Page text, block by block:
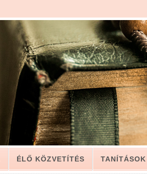
ÉLŐ KÖZVETÍTÉS TANÍTÁSOK